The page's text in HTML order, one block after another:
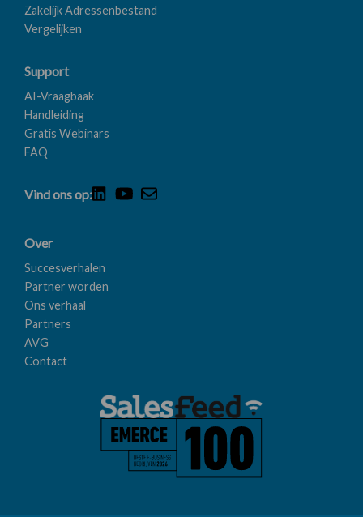
Zakelijk Adressenbestand
Vergelijken
Support
AI-Vraagbaak
Handleiding
Gratis Webinars
FAQ
Vind ons op:
Over
Succesverhalen
Partner worden
Ons verhaal
Partners
AVG
Contact